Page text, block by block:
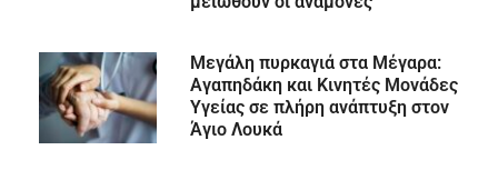
Μεγάλη πυρκαγιά στα Μέγαρα:
Αγαπηδάκη και Κινητές Μονάδες
Υγείας σε πλήρη ανάπτυξη στον
Άγιο Λουκά